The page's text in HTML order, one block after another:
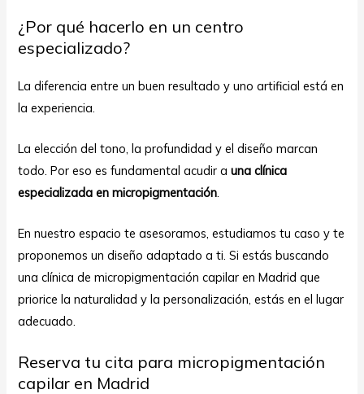
¿Por qué hacerlo en un centro
especializado?
La diferencia entre un buen resultado y uno artificial está en
la experiencia.
La elección del tono, la profundidad y el diseño marcan
todo. Por eso es fundamental acudir auna clínica
especializada en micropigmentación.
En nuestro espacio te asesoramos, estudiamos tu caso y te
proponemos un diseño adaptado a ti. Si estás buscando
una clínica de micropigmentación capilar en Madrid que
priorice la naturalidad y la personalización, estás en el lugar
adecuado.
Reserva tu cita para micropigmentación
capilar en Madrid